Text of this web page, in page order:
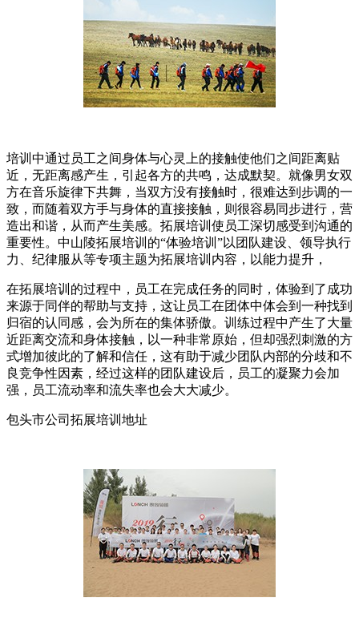
培训中通过员工之间身体与心灵上的接触使他们之间距离贴
近，无距离感产生，引起各方的共鸣，达成默契。就像男女双
方在音乐旋律下共舞，当双方没有接触时，很难达到步调的一
致，而随着双方手与身体的直接接触，则很容易同步进行，营
造出和谐，从而产生美感。拓展培训使员工深切感受到沟通的
重要性。中山陵拓展培训的“体验培训”以团队建设、领导执行
力、纪律服从等专项主题为拓展培训内容，以能力提升，
在拓展培训的过程中，员工在完成任务的同时，体验到了成功
来源于同伴的帮助与支持，这让员工在团体中体会到一种找到
归宿的认同感，会为所在的集体骄傲。训练过程中产生了大量
近距离交流和身体接触，以一种非常原始，但却强烈刺激的方
式增加彼此的了解和信任，这有助于减少团队内部的分歧和不
良竞争性因素，经过这样的团队建设后，员工的凝聚力会加
强，员工流动率和流失率也会大大减少。
包头市公司拓展培训地址